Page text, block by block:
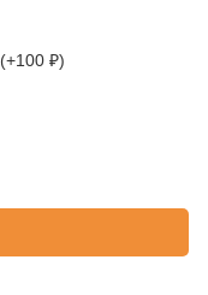
100 ₽)